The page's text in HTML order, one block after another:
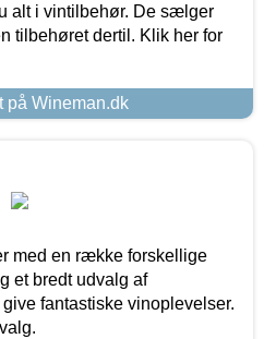
alt i vintilbehør. De sælger
tilbehøret dertil. Klik her for
på Wineman.dk
med en række forskellige
et bredt udvalg af
fantastiske vinoplevelser.